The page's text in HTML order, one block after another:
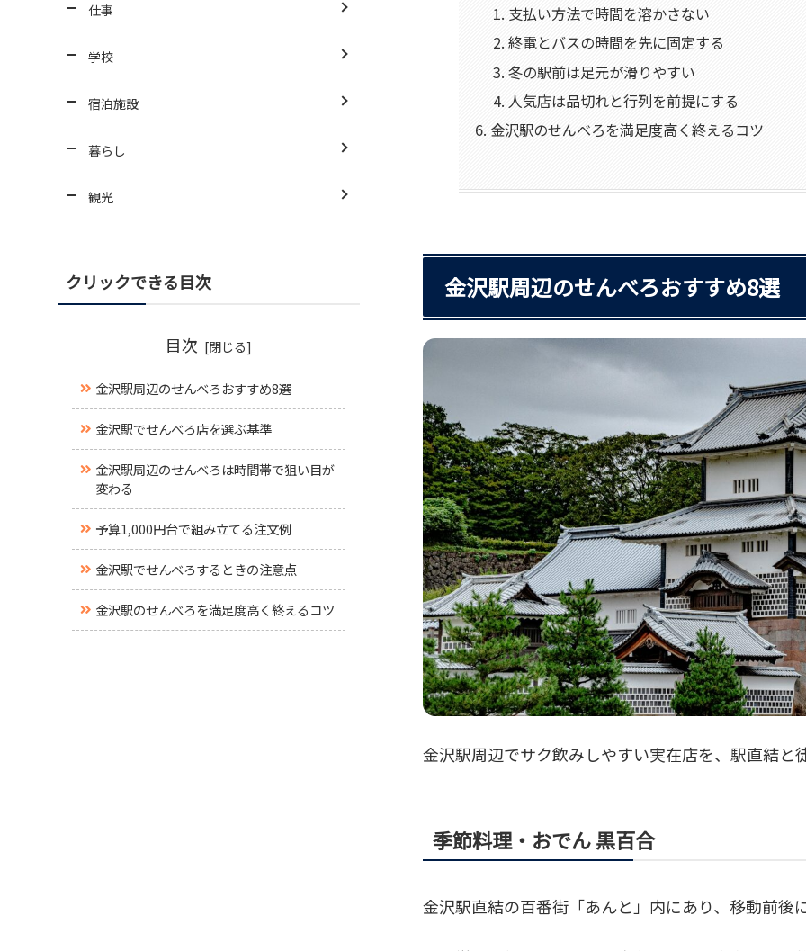
支払い方法で時間を溶かさない
終電とバスの時間を先に固定する
冬の駅前は足元が滑りやすい
人気店は品切れと行列を前提にする
金沢駅のせんべろを満足度高く終えるコツ
金沢駅周辺のせんべろおすすめ8選
金沢駅周辺でサク飲みしやすい実在店を、駅直結と
季節料理・おでん 黒百合
金沢駅直結の百番街「あんと」内にあり、移動前後
仕事
学校
宿泊施設
暮らし
観光
クリックできる目次
目次
金沢駅周辺のせんべろおすすめ8選
金沢駅でせんべろ店を選ぶ基準
金沢駅周辺のせんべろは時間帯で狙い目が
変わる
予算1,000円台で組み立てる注文例
金沢駅でせんべろするときの注意点
金沢駅のせんべろを満足度高く終えるコツ